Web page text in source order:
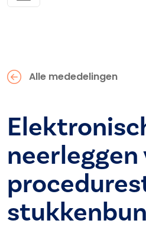
Alle mededelingen
neerleggen